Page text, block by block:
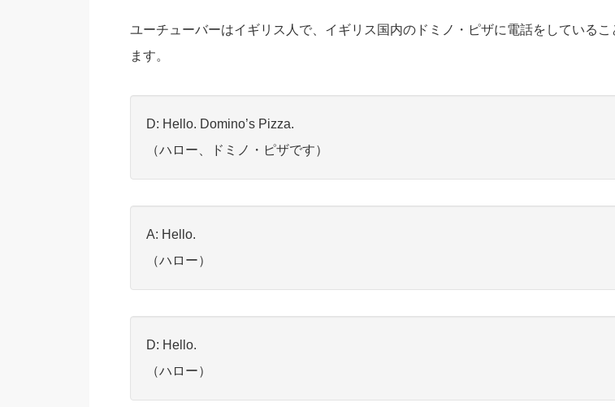
ユーチューバーはイギリス人で、イギリス国内のドミノ・ピザに電話をしているこ
ます。
D: Hello. Domino’s Pizza.
（ハロー、ドミノ・ピザです）
A: Hello.
（ハロー）
D: Hello.
（ハロー）